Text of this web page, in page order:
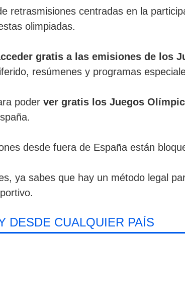
retrasmisiones centradas en la
olimpiadas.
gratis a las emisiones de los
resúmenes y programas
poder ver gratis los Juegos
desde fuera de España están
ya sabes que hay un método legal
DESDE CUALQUIER PAÍS